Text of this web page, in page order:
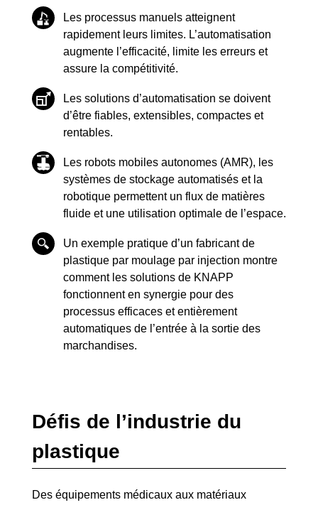
Les processus manuels atteignent
rapidement leurs limites. L’automatisation
augmente l’efficacité, limite les erreurs et
assure la compétitivité.
Les solutions d’automatisation se doivent
d’être fiables, extensibles, compactes et
rentables.
Les robots mobiles autonomes (AMR), les
systèmes de stockage automatisés et la
robotique permettent un flux de matières
fluide et une utilisation optimale de l’espace.
Un exemple pratique d’un fabricant de
plastique par moulage par injection montre
comment les solutions de KNAPP
fonctionnent en synergie pour des
processus efficaces et entièrement
automatiques de l’entrée à la sortie des
marchandises.
Défis de l’industrie du
plastique
Des équipements médicaux aux matériaux